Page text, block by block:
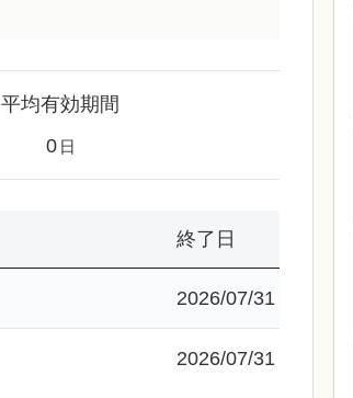
平均有効期間
0 日
終了日
2026/07/31
2026/07/31